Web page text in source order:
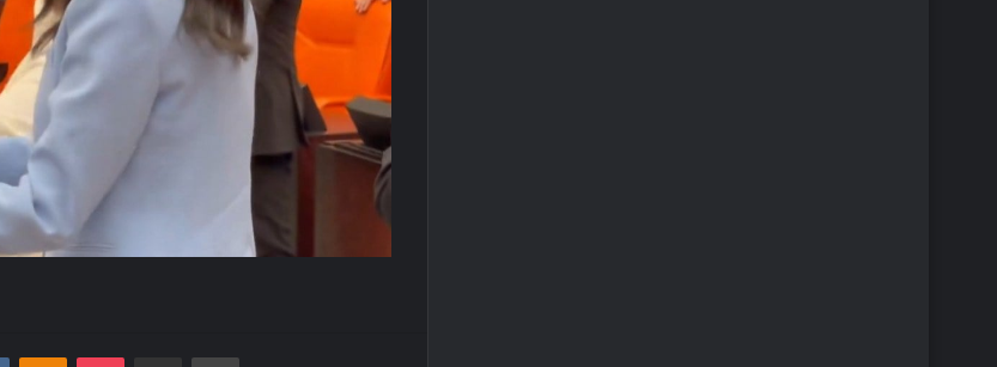
VKontakteOdnoklassniki
Pocket E-Posta ile paylaş Yazdır